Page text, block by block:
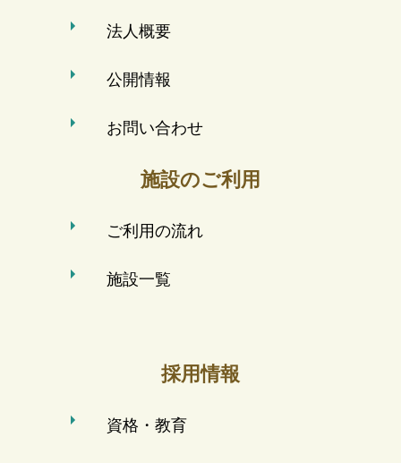
法人概要
公開情報
お問い合わせ
施設のご利用
ご利用の流れ
施設一覧
採用情報
資格・教育